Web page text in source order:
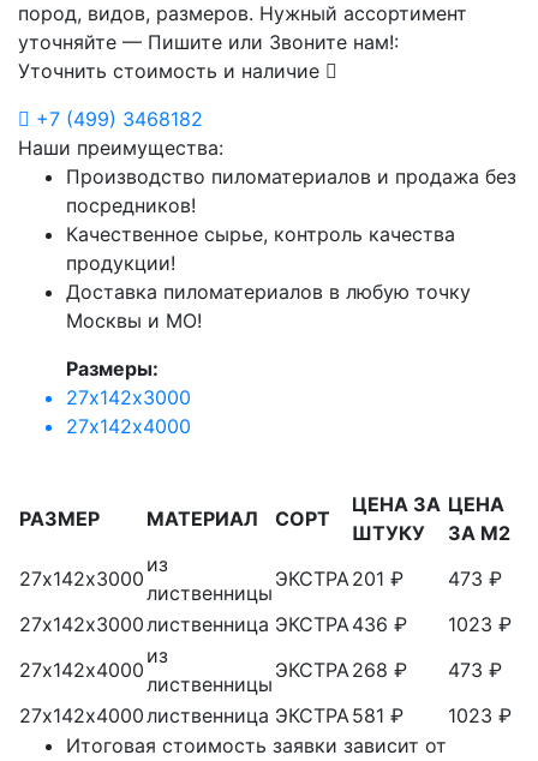
пород, видов, размеров. Нужный ассортимент
уточняйте — Пишите или Звоните нам!:
Уточнить стоимость и наличие
+7 (499) 3468182
Наши преимущества:
Производство пиломатериалов и продажа без
посредников!
Качественное сырье, контроль качества
продукции!
Доставка пиломатериалов в любую точку
Москвы и МО!
Размеры:
27х142х3000
27х142х4000
РАЗМЕР МАТЕРИАЛ СОРТ
ЦЕНА ЗА
ШТУКУ
ЦЕНА
ЗА М2
27х142х3000
из
лиственницы
ЭКСТРА201 ₽
473 ₽
27х142х3000лиственница ЭКСТРА436 ₽
1023 ₽
27х142х4000
из
лиственницы
ЭКСТРА268 ₽
473 ₽
27х142х4000лиственница ЭКСТРА581 ₽
1023 ₽
Итоговая стоимость заявки зависит от